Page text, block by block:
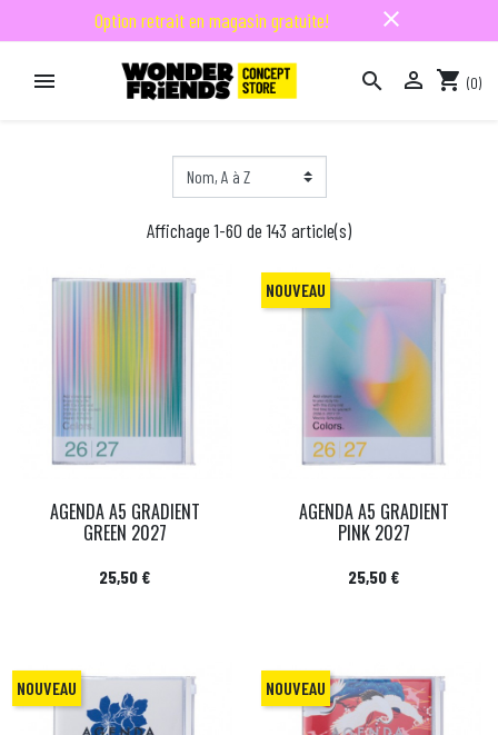
Option retrait en magasin gratuite! close
   shopping_cart (0)
Affichage 1-60 de 143 article(s)
AGENDA A5 GRADIENT
GREEN 2027
Prix
25,50 €
AGENDA A5 GRADIENT
PINK 2027
Prix
25,50 €
NOUVEAU
NOUVEAU NOUVEAU